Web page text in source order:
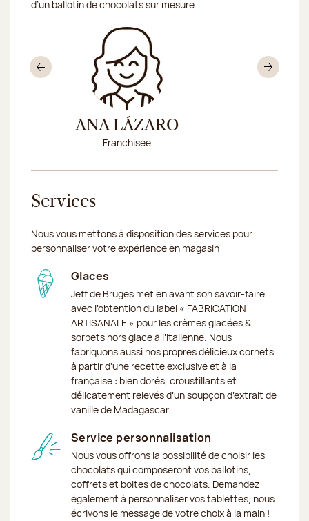
d’un ballotin de chocolats sur mesure.
ANA LÁZARO
Franchisée
Précédent
Services
Nous vous mettons à disposition des services pour
personnaliser votre expérience en magasin
Glaces
Jeff de Bruges met en avant son savoir-faire
avec l’obtention du label « FABRICATION
ARTISANALE » pour les crèmes glacées &
sorbets hors glace à l’italienne. Nous
fabriquons aussi nos propres délicieux cornets
à partir d'une recette exclusive et à la
française : bien dorés, croustillants et
délicatement relevés d’un soupçon d’extrait de
vanille de Madagascar.
Service personnalisation
Nous vous offrons la possibilité de choisir les
chocolats qui composeront vos ballotins,
coffrets et boites de chocolats. Demandez
également à personnaliser vos tablettes, nous
écrivons le message de votre choix à la main !